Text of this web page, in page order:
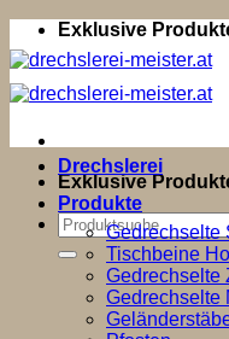
Zum
Inhalt
springen
Exklusive
Exklusive
Suchen
nach:
Drechslerei
Produkte
Gedrechselte
Tischbeine
Gedrechselte
Gedrechselte